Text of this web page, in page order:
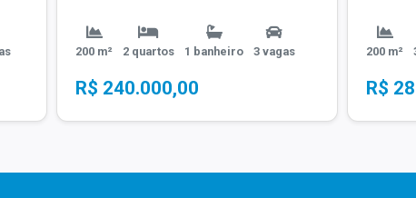
200 m² 2 quartos 1 banheiro 3 vagas
R$ 240.000,00
200 m²
R$